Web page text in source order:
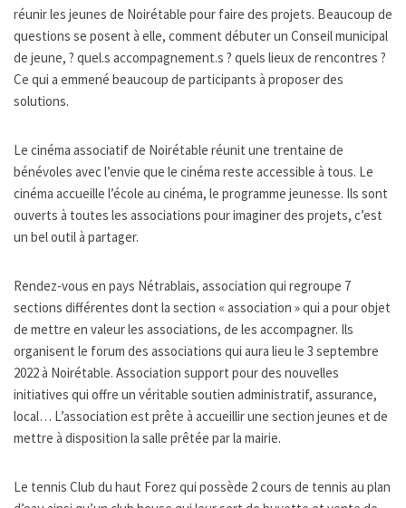
réunir les jeunes de Noirétable pour faire des projets. Beaucoup de
questions se posent à elle, comment débuter un Conseil municipal
de jeune, ? quel.s accompagnement.s ? quels lieux de rencontres ?
Ce qui a emmené beaucoup de participants à proposer des
solutions.
Le cinéma associatif de Noirétable réunit une trentaine de
bénévoles avec l’envie que le cinéma reste accessible à tous. Le
cinéma accueille l’école au cinéma, le programme jeunesse. Ils sont
ouverts à toutes les associations pour imaginer des projets, c’est
un bel outil à partager.
Rendez-vous en pays Nétrablais, association qui regroupe 7
sections différentes dont la section « association » qui a pour objet
de mettre en valeur les associations, de les accompagner. Ils
organisent le forum des associations qui aura lieu le 3 septembre
2022 à Noirétable. Association support pour des nouvelles
initiatives qui offre un véritable soutien administratif, assurance,
local… L’association est prête à accueillir une section jeunes et de
mettre à disposition la salle prêtée par la mairie.
Le tennis Club du haut Forez qui possède 2 cours de tennis au plan